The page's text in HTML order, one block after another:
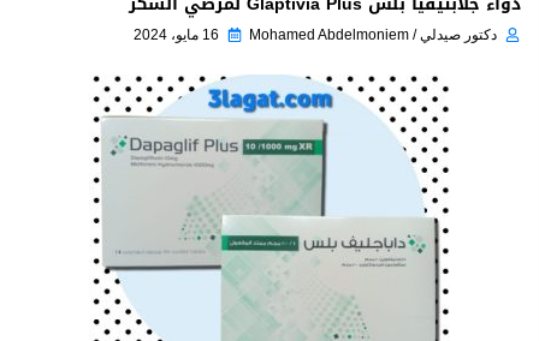
دكتور صيدلي / Mohamed Abdelmoniem 16 مايو، 2024